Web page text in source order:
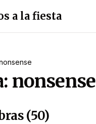
a la fiesta
nonsense
(50)